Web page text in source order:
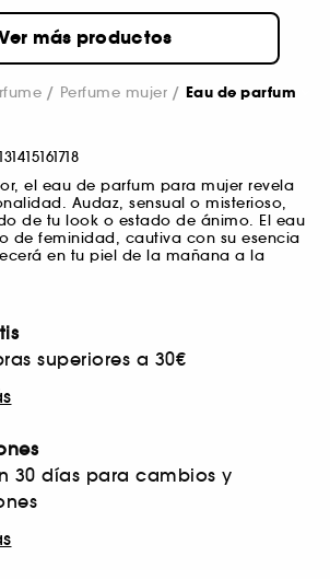
más productos
Perfume mujer Eau de parfum
1415161718
el eau de parfum para mujer revela
Audaz, sensual o misterioso,
de tu look o estado de ánimo. El eau
de feminidad, cautiva con su esencia
en tu piel de la mañana a la
superiores a 30€
30 días para cambios y